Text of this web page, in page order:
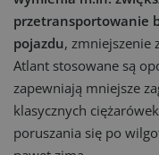
przetransportowanie
pojazdu, zmniejszenie
Atlant stosowane są
zapewniają mniejsze
klasycznych
poruszania się po